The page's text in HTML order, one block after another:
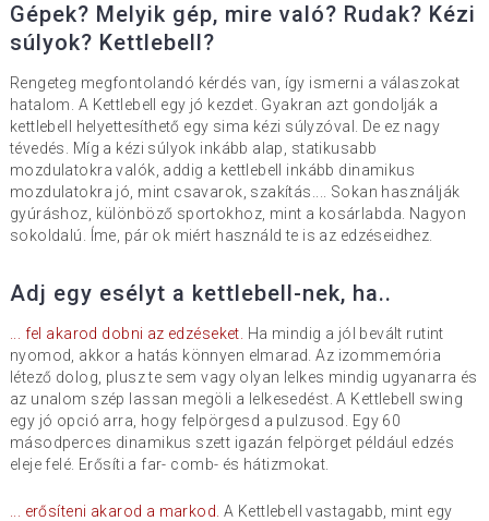
Gépek? Melyik gép, mire való? Rudak? Kézi
súlyok? Kettlebell?
Rengeteg megfontolandó kérdés van, így ismerni a válaszokat
hatalom. A Kettlebell egy jó kezdet. Gyakran azt gondolják a
kettlebell helyettesíthető egy sima kézi súlyzóval. De ez nagy
tévedés. Míg a kézi súlyok inkább alap, statikusabb
mozdulatokra valók, addig a kettlebell inkább dinamikus
mozdulatokra jó, mint csavarok, szakítás.... Sokan használják
gyúráshoz, különböző sportokhoz, mint a kosárlabda. Nagyon
sokoldalú. Íme, pár ok miért használd te is az edzéseidhez.
Adj egy esélyt a kettlebell-nek, ha..
... fel akarod dobni az edzéseket. Ha mindig a jól bevált rutint
nyomod, akkor a hatás könnyen elmarad. Az izommemória
létező dolog, plusz te sem vagy olyan lelkes mindig ugyanarra és
az unalom szép lassan megöli a lelkesedést. A Kettlebell swing
egy jó opció arra, hogy felpörgesd a pulzusod. Egy 60
másodperces dinamikus szett igazán felpörget például edzés
eleje felé. Erősíti a far- comb- és hátizmokat.
... erősíteni akarod a markod. A Kettlebell vastagabb, mint egy